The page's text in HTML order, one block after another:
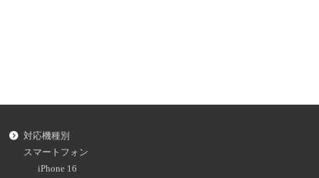
対応機種別
スマートフォン
iPhone 16